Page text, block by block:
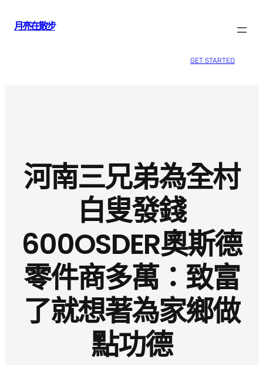
月亮在散步
GET STARTED
河南三兄弟為全村
白叟發錢
600OSDER奧斯德
零件商多萬：致富
了就想著為家鄉做
點功德